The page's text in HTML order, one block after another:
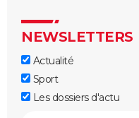
NEWSLETTERS
Actualité
Sport
Les dossiers d'actu